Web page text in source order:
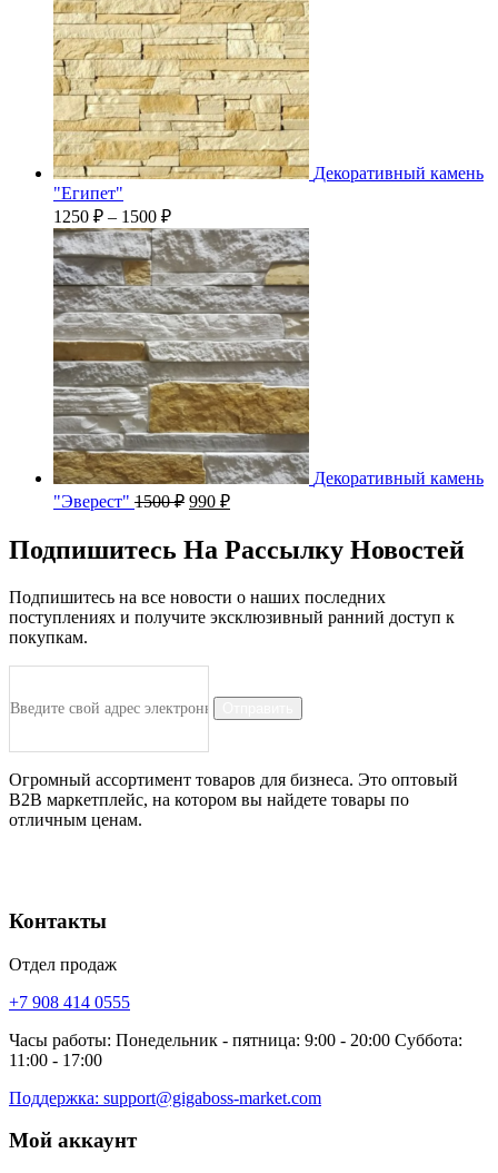
Декоративный камень
"Египет"
1250 ₽ – 1500 ₽
Декоративный камень
"Эверест" 1500₽ 990 ₽
Подпишитесь На Рассылку Новостей
Подпишитесь на все новости о наших последних
поступлениях и получите эксклюзивный ранний доступ к
покупкам.
Огромный ассортимент товаров для бизнеса. Это оптовый
B2B маркетплейс, на котором вы найдете товары по
отличным ценам.
Контакты
Отдел продаж
+7 908 414 0555
Часы работы: Понедельник - пятница: 9:00 - 20:00 Суббота:
11:00 - 17:00
Поддержка: support@gigaboss-market.com
Мой аккаунт